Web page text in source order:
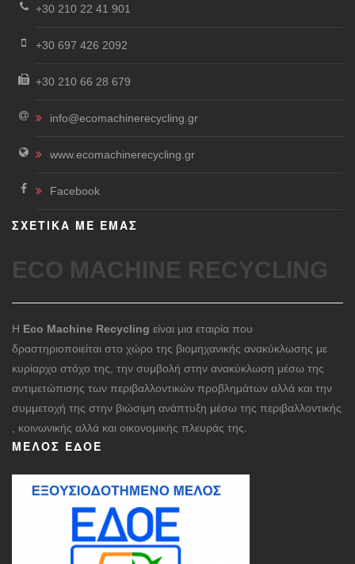
+30 210 22 41 901
+30 697 426 2092
+30 210 66 28 679
info@ecomachinerecycling.gr
www.ecomachinerecycling.gr
Facebook
ΣΧΕΤΙΚΑ ΜΕ ΕΜΑΣ
ECO MACHINE RECYCLING
Η Eco Machine Recycling είναι μια εταιρία που
δραστηριοποιείται στο χώρο της βιομηχανικής ανακύκλωσης με
κυρίαρχο στόχο της, την συμβολή στην ανακύκλωση μέσω της
αντιμετώπισης των περιβαλλοντικών προβλημάτων αλλά και την
συμμετοχή της στην βιώσιμη ανάπτυξη μέσω της περιβαλλοντικής
, κοινωνικής αλλά και οικονομικής πλευράς της.
ΜΈΛΟΣ ΕΔΟΕ